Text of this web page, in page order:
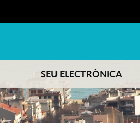
SEU ELECTRÒNICA